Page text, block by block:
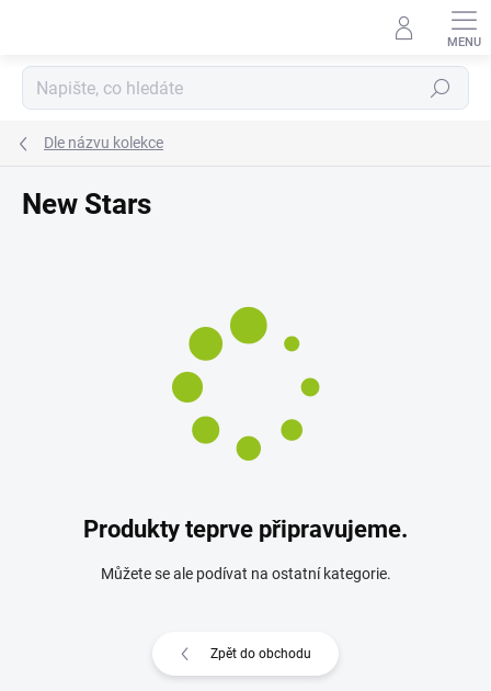
Hledat
Dle názvu kolekce
New Stars
Produkty teprve připravujeme.
Můžete se ale podívat na ostatní kategorie.
Zpět do obchodu